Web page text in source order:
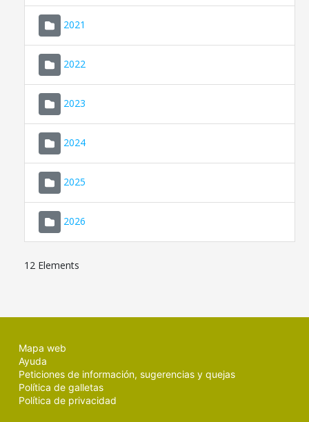
2021
2022
2023
2024
2025
2026
12 Elements
Mapa web
Ayuda
Peticiones de información, sugerencias y quejas
Política de galletas
Política de privacidad